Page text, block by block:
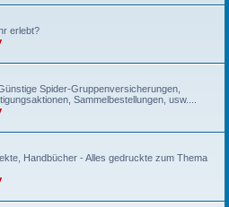
erlebt?
Spider-Gruppenversicherungen,
Sammelbestellungen, usw....
Handbücher - Alles gedruckte zum Thema